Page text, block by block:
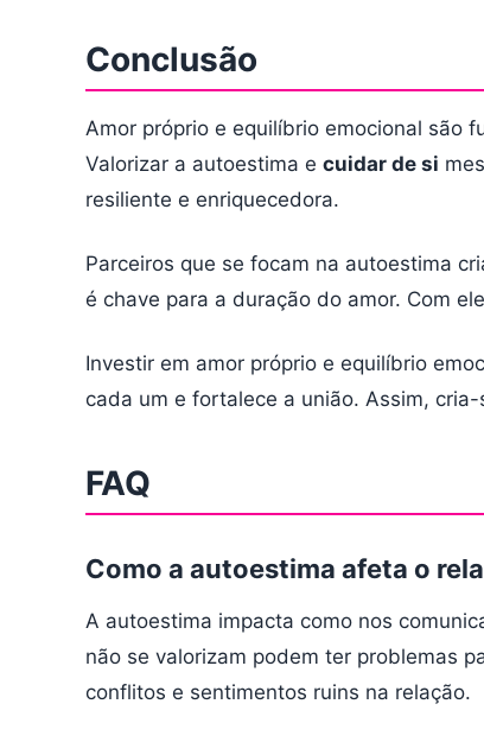
Conclusão
Amor próprio e equilíbrio emocional são
Valorizar a autoestima e cuidar de si
resiliente e enriquecedora.
Parceiros que se focam na autoestima
é chave para a duração do amor. Com
Investir em amor próprio e equilíbrio
cada um e fortalece a união. Assim,
FAQ
Como a autoestima afeta o
A autoestima impacta como nos
não se valorizam podem ter problemas
conflitos e sentimentos ruins na relação.